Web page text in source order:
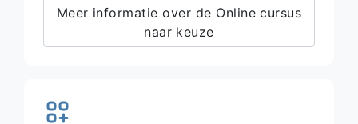
Meer informatie over de Online cursus
naar keuze